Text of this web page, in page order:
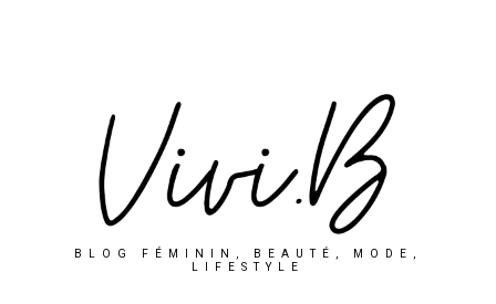
BLOG FÉMININ, BEAUTÉ, MODE,
LIFESTYLE